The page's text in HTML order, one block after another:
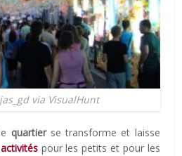
via VisualHunt
quartierse transforme et laisse
activitéspour les petits et pour les